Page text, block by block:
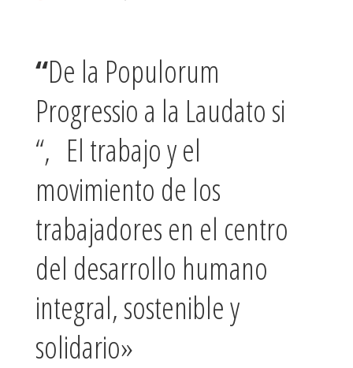
“De la Populorum
Progressio a la Laudato si
“, El trabajo y el
movimiento de los
trabajadores en el centro
del desarrollo humano
integral, sostenible y
solidario»